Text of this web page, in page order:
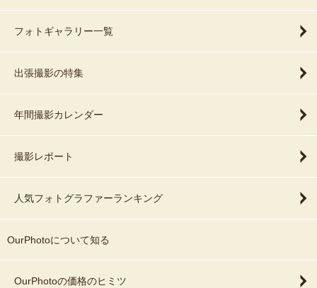
フォトギャラリー一覧
出張撮影の特集
年間撮影カレンダー
撮影レポート
人気フォトグラファーランキング
OurPhotoについて知る
OurPhotoの価格のヒミツ